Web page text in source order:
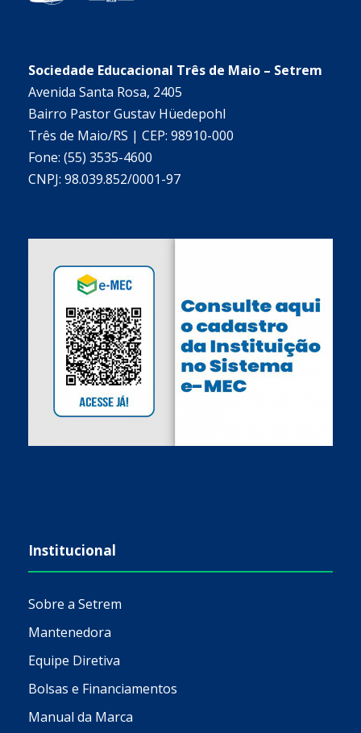
Sociedade Educacional Três de Maio – Setrem
Avenida Santa Rosa, 2405
Bairro Pastor Gustav Hüedepohl
Três de Maio/RS | CEP: 98910-000
Fone: (55) 3535-4600
CNPJ: 98.039.852/0001-97
Institucional
Sobre a Setrem
Mantenedora
Equipe Diretiva
Bolsas e Financiamentos
Manual da Marca